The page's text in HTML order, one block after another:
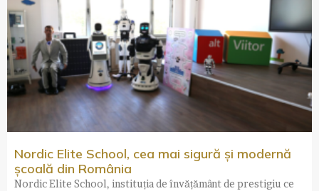
Nordic Elite School, cea mai sigură și modernă
școală din România
Nordic Elite School, instituția de învățământ de prestigiu ce